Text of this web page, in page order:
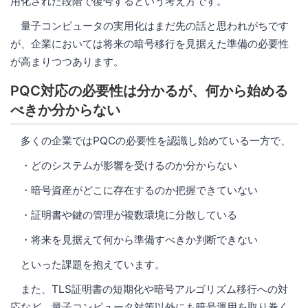
量子コンピュータの実用化はまだ先の話と思われがちです
が、企業においては将来の暗号移行を見据えた準備の必要性
が高まりつつあります。
PQC対応の必要性は分かるが、何から始める
べきか分からない
多くの企業ではPQCの必要性を認識し始めている一方で、
・どのシステムが影響を受けるのか分からない
・暗号資産がどこに存在するのか把握できていない
・証明書や鍵の管理が複数環境に分散している
・将来を見据えて何から準備すべきか判断できない
といった課題を抱えています。
また、TLS証明書の短期化や暗号アルゴリズム移行への対